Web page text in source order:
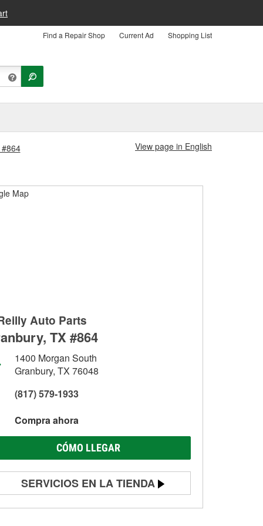
Find a Repair Shop Current Ad Shopping List
View page in English
Auto Parts
TX #864
1400 Morgan South
Granbury, TX 76048
(817) 579-1933
Compra ahora
CÓMO LLEGAR
SERVICIOS EN LA TIENDA
Prueba de batería